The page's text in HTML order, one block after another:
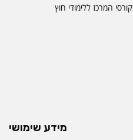
קורסי המרכז ללימודי חוץ
מידע שימושי